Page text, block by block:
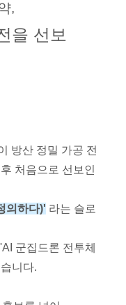
,
을 선보
방산 정밀 가공 전
처음으로 선보인
의하다)' 라는 슬로
군집드론 전투체
니다.